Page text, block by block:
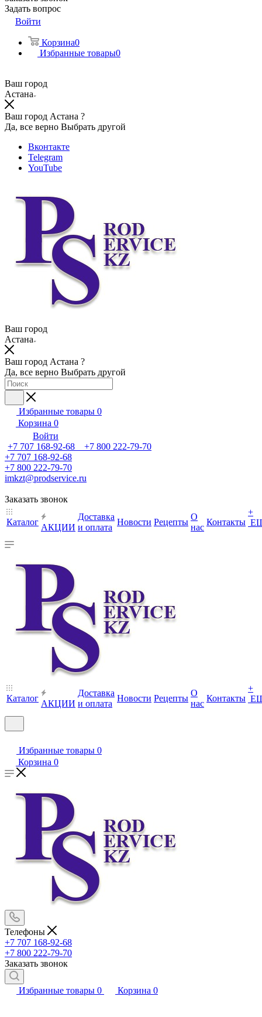
Задать вопрос
Войти
Корзина0
Избранные товары0
Ваш город
Астана
Ваш город Астана ?
Да, все верно Выбрать другой
Вконтакте
Telegram
YouTube
Ваш город
Астана
Ваш город Астана ?
Да, все верно Выбрать другой
Избранные товары 0
Корзина 0
Войти
+7 707 168-92-68 +7 800 222-79-70
+7 707 168-92-68
+7 800 222-79-70
imkzt@prodservice.ru
Заказать звонок
Каталог
АКЦИИ
Доставка
и оплата
Новости Рецепты
О
нас
Контакты
+
Каталог
АКЦИИ
Доставка
и оплата
Новости Рецепты
О
нас
Контакты
+
Избранные товары 0
Корзина 0
Телефоны
+7 707 168-92-68
+7 800 222-79-70
Заказать звонок
Избранные товары 0 Корзина 0